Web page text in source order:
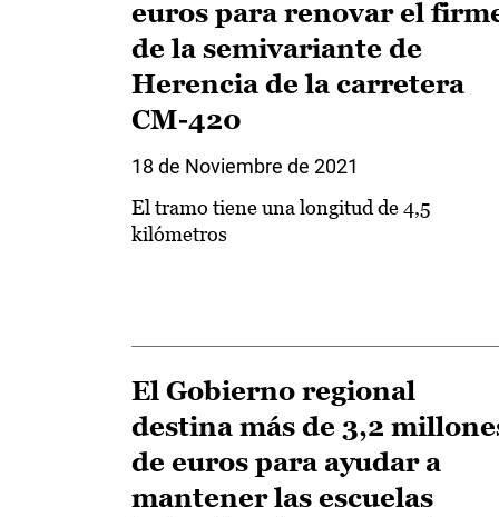
euros para renovar el
de la semivariante de
Herencia de la carretera
CM-420
18 de Noviembre de 2021
El tramo tiene una longitud de 4,5
kilómetros
El Gobierno regional
destina más de 3,2
de euros para ayudar a
mantener las escuelas